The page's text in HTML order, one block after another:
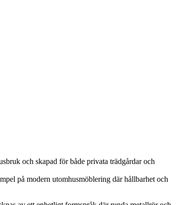
och skapad för både privata trädgårdar och
på modern utomhusmöblering där hållbarhet och